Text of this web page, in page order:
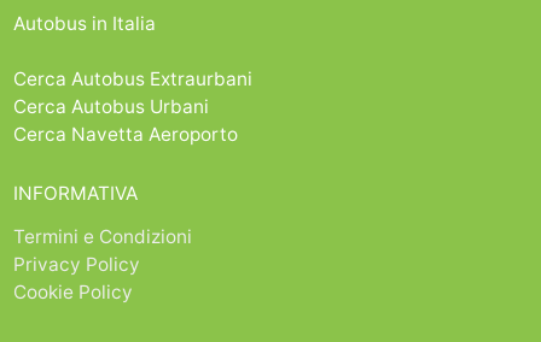
Autobus in Italia
Cerca Autobus Extraurbani
Cerca Autobus Urbani
Cerca Navetta Aeroporto
INFORMATIVA
Termini e Condizioni
Privacy Policy
Cookie Policy